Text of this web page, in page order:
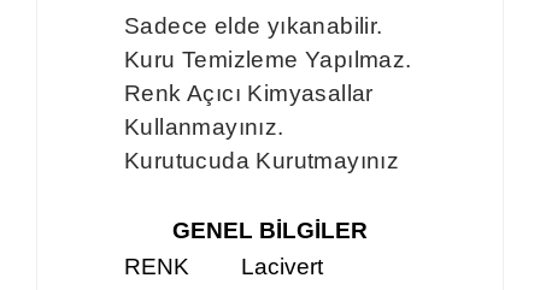
Sadece elde yıkanabilir.
Kuru Temizleme Yapılmaz.
Renk Açıcı Kimyasallar
Kullanmayınız.
Kurutucuda Kurutmayınız
GENEL BİLGİLER
RENK
Lacivert